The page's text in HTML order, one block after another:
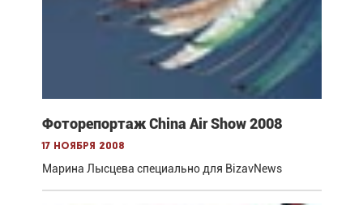
Фоторепортаж China Air Show 2008
17 ноября 2008
Марина Лысцева специально для BizavNews